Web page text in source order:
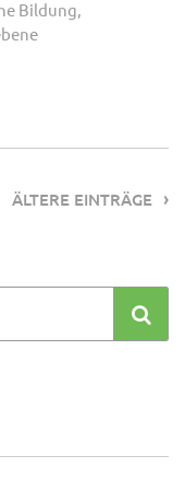
Bildung,
ÄLTERE EINTRÄGE